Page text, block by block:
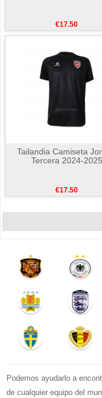
€17.50
Tailandia Camiseta
Tercera 2024-2025
€17.50
Podemos ayudarlo a
de cualquier equipo del